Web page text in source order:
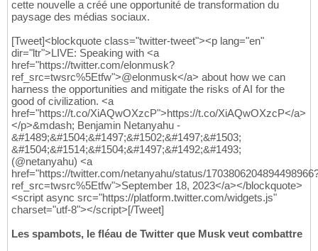
cette nouvelle a créé une opportunité de transformation du
paysage des médias sociaux.
[Tweet]<blockquote class="twitter-tweet"><p lang="en"
dir="ltr">LIVE: Speaking with <a
href="https://twitter.com/elonmusk?
ref_src=twsrc%5Etfw">@elonmusk</a> about how we can
harness the opportunities and mitigate the risks of AI for the
good of civilization. <a
href="https://t.co/XiAQwOXzcP">https://t.co/XiAQwOXzcP</a>
</p>&mdash; Benjamin Netanyahu -
&#1489;&#1504;&#1497;&#1502;&#1497;&#1503;
&#1504;&#1514;&#1504;&#1497;&#1492;&#1493;
(@netanyahu) <a
href="https://twitter.com/netanyahu/status/
ref_src=twsrc%5Etfw">September 18, 2023</a></blockquote>
<script async src="https://platform.twitter.com/widgets.js"
charset="utf-8"></script>[/Tweet]
Les spambots, le fléau de Twitter que Musk veut combattre